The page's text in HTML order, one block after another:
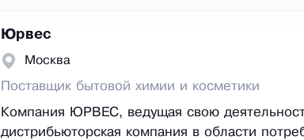
Юрвес
Москва
Поставщик бытовой химии и косметики
Компания ЮРВЕС, ведущая свою
дистрибьюторская компания в области